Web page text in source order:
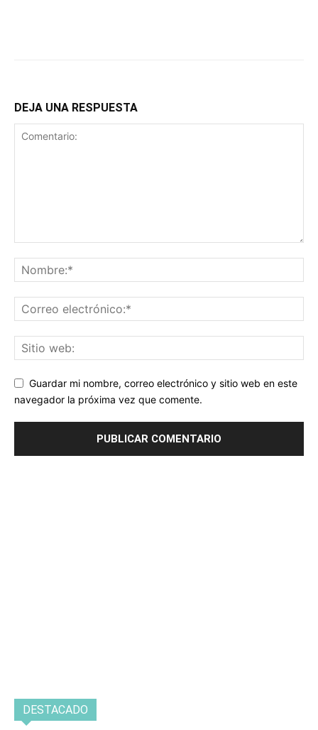
DEJA UNA RESPUESTA
Guardar mi nombre, correo electrónico y sitio web en este
navegador la próxima vez que comente.
DESTACADO